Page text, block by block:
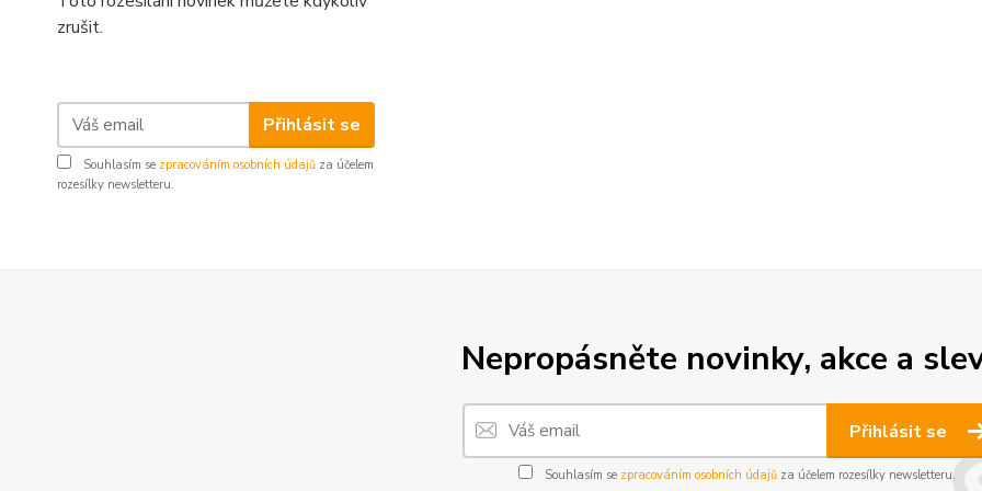
zrušit.
Přihlásit se
Souhlasím se zpracováním osobních údajů za účelem
rozesílky newsletteru.
Nepropásněte novinky, akce a
Přihlásit se
Souhlasím se zpracováním osobních údajůza účelem rozesílky newsletteru.